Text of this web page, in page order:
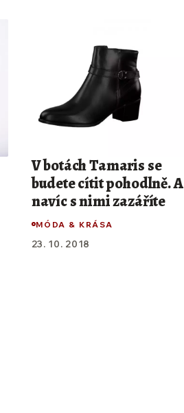
V botách Tamaris se
budete cítit pohodlně. A
navíc s nimi zazáříte
MÓDA & KRÁSA
23. 10. 2018